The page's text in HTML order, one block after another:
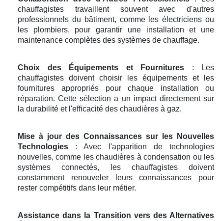
chauffagistes travaillent souvent avec d'autres
professionnels du bâtiment, comme les électriciens ou
les plombiers, pour garantir une installation et une
maintenance complètes des systèmes de chauffage.
Choix des Équipements et Fournitures : Les
chauffagistes doivent choisir les équipements et les
fournitures appropriés pour chaque installation ou
réparation. Cette sélection a un impact directement sur
la durabilité et l'efficacité des chaudières à gaz.
Mise à jour des Connaissances sur les Nouvelles
Technologies : Avec l'apparition de technologies
nouvelles, comme les chaudières à condensation ou les
systèmes connectés, les chauffagistes doivent
constamment renouveler leurs connaissances pour
rester compétitifs dans leur métier.
Assistance dans la Transition vers des Alternatives